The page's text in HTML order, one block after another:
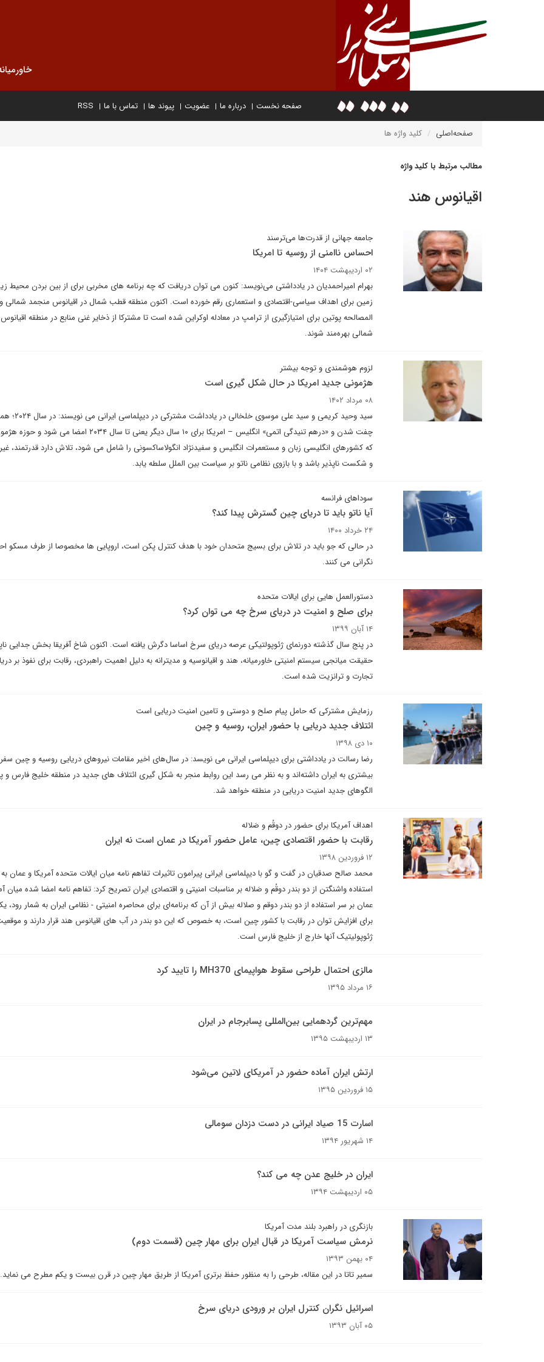
صفحه نخست درباره ما عضویت پیوند ها تماس با ما RSS
صفحه‌اصلی کلید واژه ها
مطالب مرتبط با کلید واژه
اقیانوس هند
جامعه جهانی از قدرت‌ها می‌ترسند
احساس ناامنی از روسیه تا امریکا
۰۲ اردیبهشت ۱۴۰۴
بهرام امیراحمدیان در یادداشتی می‌نویسد: کنون می توان دریافت که چه برنامه های مخربی برای از بین بردن محیط
زمین برای اهداف سیاسی-اقتصادی و استعماری رقم خورده است. اکنون منطقه قطب شمال در اقیانوس منجمد شمالی
المصالحه پوتین برای امتیازگیری از ترامپ در معادله اوکراین شده است تا مشترکا از ذخایر غنی منابع در منطقه
شمالی بهره‌مند شوند.
لزوم هوشمندی و توجه بیشتر
هژمونی جدید امریکا در حال شکل گیری است
۰۸ مرداد ۱۴۰۲
سید وحید کریمی و سید علی موسوی
که کشورهای انگلیسی زبان و مستعمرات انگلیس و سفیدنژاد انگولاساکسونی را شامل می شود، تلاش دارد قدرتمند، غیر
و شکست ناپذیر باشد و با بازوی نظامی ناتو بر سیاست بین الملل سلطه یابد.
سوداهای فرانسه
آیا ناتو باید تا دریای چین گسترش پیدا کند؟
۲۴ خرداد ۱۴۰۰
در حالی که جو باید در تلاش برای بسیج متحدان خود با هدف کنترل پکن است، اروپایی ها مخصوصا از طرف مسکو
نگرانی می کنند.
دستورالعمل هایی برای ایالات متحده
برای صلح و امنیت در دریای سرخ چه می توان کرد؟
۱۴ آبان ۱۳۹۹
در پنج سال گذشته دورنمای ژئوپولتیکی عرصه دریای سرخ اساسا دگرش یافته است. اکنون شاخ آفریقا بخش جدایی
حقیقت میانجی سیستم امنیتی خاورمیانه، هند و اقیانوسیه و مدیترانه به دلیل اهمیت راهبردی، رقابت برای نفوذ بر
تجارت و ترانزیت شده است.
رزمایش مشترکی که حامل پیام صلح و دوستی و تامین امنیت دریایی است
ائتلاف جدید دریایی با حضور ایران، روسیه و چین
۱۰ دی ۱۳۹۸
رضا رسالت در یادداشتی برای دیپلماسی ایرانی می نویسد: در سال‌های اخیر مقامات نیروهای دریایی روسیه و چین
بیشتری به ایران داشته‌اند و به نظر می رسد این روابط منجر به شکل گیری ائتلاف های جدید در منطقه خلیج فارس و
الگوهای جدید امنیت دریایی در منطقه خواهد شد.
اهداف آمریکا برای حضور در دوقُم و صَلاله
رقابت با حضور اقتصادی چین، عامل حضور آمریکا در عمان است نه ایران
۱۲ فروردین ۱۳۹۸
محمد صالح صدقیان در گفت و گو با دیپلماسی ایرانی پیرامون تاثیرات تفاهم نامه میان ایالات متحده آمریکا و عمان
استفاده واشنگتن از دو بندر دوقُم و صَلاله بر مناسبات امنیتی و اقتصادی ایران تصریح کرد: تفاهم نامه امضا شده میان
عمان بر سر استفاده از دو بندر دوقم و صلاله بیش از آن که برنامه‌ای برای محاصره امنیتی - نظامی ایران به شمار رود،
برای افزایش توان در رقابت با کشور چین است، به خصوص که این دو بندر در آب های اقیانوس هند قرار دارند و
ژئوپولیتیک آنها خارج از خلیج فارس است.
مالزی احتمال طراحی سقوط هواپیمای MH370 را تایید کرد
۱۶ مرداد ۱۳۹۵
مهم‌ترین گردهمایی بین‌المللی پسابرجام در ایران
۱۳ اردیبهشت ۱۳۹۵
ارتش ایران آماده حضور در آمریکای لاتین می‌شود
۱۵ فروردین ۱۳۹۵
اسارت 15 صیاد ایرانی در دست دزدان سومالی
۱۴ شهریور ۱۳۹۴
ایران در خلیج عدن چه می کند؟
۰۵ اردیبهشت ۱۳۹۴
بازنگری در راهبرد بلند مدت آمریکا
نرمش سیاست آمریکا در قبال ایران برای مهار چین (قسمت دوم)
۰۴ بهمن ۱۳۹۳
سمیر تاتا در این مقاله، طرحی را به منظور حفظ برتری آمریکا از طریق مهار چین در قرن بیست و یکم مطرح می نماید.
اسرائیل نگران کنترل ایران بر ورودی دریای سرخ
۰۵ آبان ۱۳۹۳